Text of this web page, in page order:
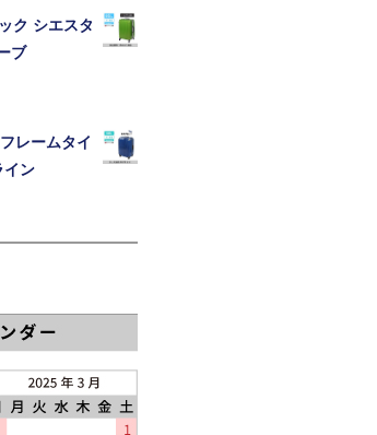
ク シエスタ
ブ
レームタイ
イン